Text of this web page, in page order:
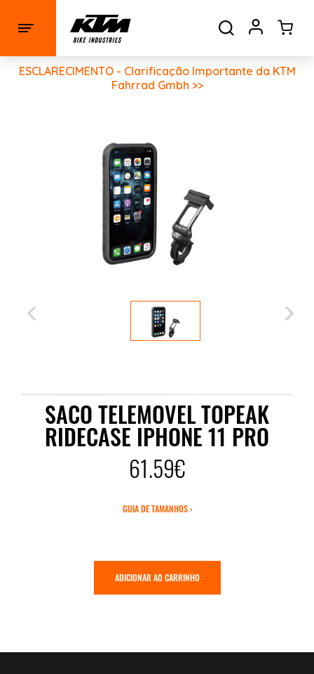
ESCLARECIMENTO - Clarificação Importante da KTM
Fahrrad Gmbh >>
SACO TELEMOVEL TOPEAK
RIDECASE IPHONE 11 PRO
61.59€
GUIA DE TAMANHOS ›
ADICIONAR AO CARRINHO